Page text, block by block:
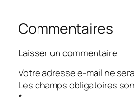
Commentaires
Laisser un commentaire
Votre adresse e-mail ne
Les champs obligatoires
*